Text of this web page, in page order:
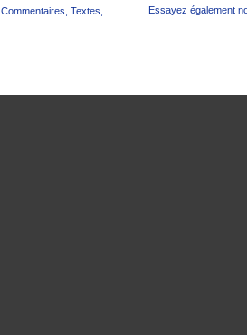
Commentaires Textes Essayez également